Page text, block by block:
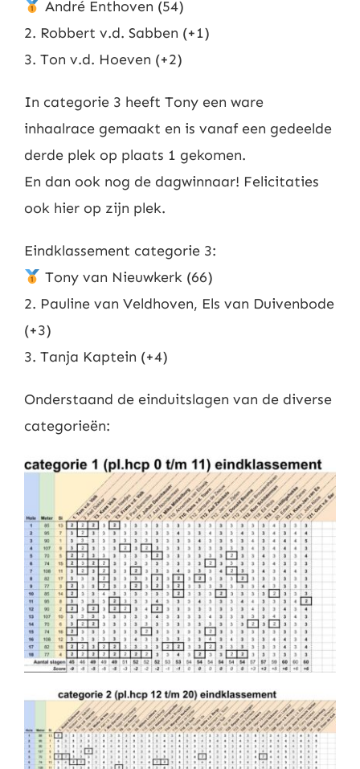
André Enthoven (54)
2. Robbert v.d. Sabben (+1)
3. Ton v.d. Hoeven (+2)
In categorie 3 heeft Tony een ware
inhaalrace gemaakt en is vanaf een gedeelde
derde plek op plaats 1 gekomen.
En dan ook nog de dagwinnaar! Felicitaties
ook hier op zijn plek.
Eindklassement categorie 3:
Tony van Nieuwkerk (66)
2. Pauline van Veldhoven, Els van Duivenbode
(+3)
3. Tanja Kaptein (+4)
Onderstaand de einduitslagen van de diverse
categorieën: